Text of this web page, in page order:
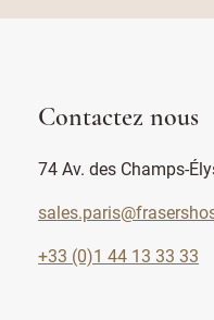
Contactez nous
74 Av. des Champs-
+33 (0)1 44 13 33 33